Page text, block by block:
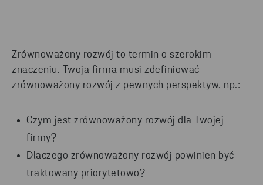
Zrównoważony rozwój to termin o szerokim
znaczeniu. Twoja firma musi zdefiniować
zrównoważony rozwój z pewnych perspektyw, np.:
Czym jest zrównoważony rozwój dla Twojej
firmy?
Dlaczego zrównoważony rozwój powinien być
traktowany priorytetowo?